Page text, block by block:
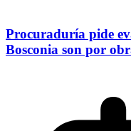
Procuraduría pide
Bosconia son por